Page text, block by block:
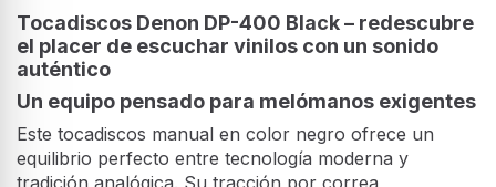
Tocadiscos Denon DP-400 Black – redescubre
el placer de escuchar vinilos con un sonido
auténtico
Un equipo pensado para melómanos exigentes
Este tocadiscos manual en color negro ofrece un
equilibrio perfecto entre tecnología moderna y
tradición analógica. Su tracción por correa,